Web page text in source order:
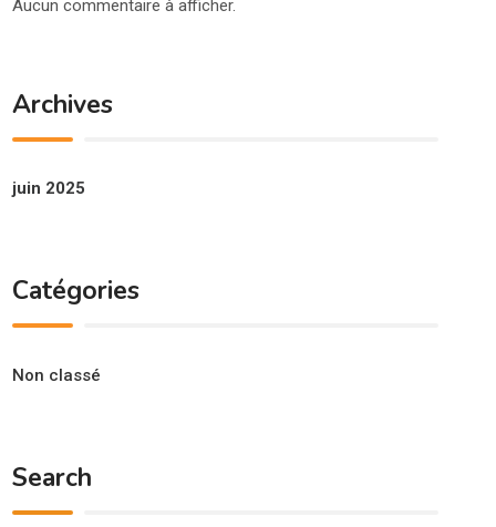
Aucun commentaire à afficher.
Archives
juin 2025
Catégories
Non classé
Search